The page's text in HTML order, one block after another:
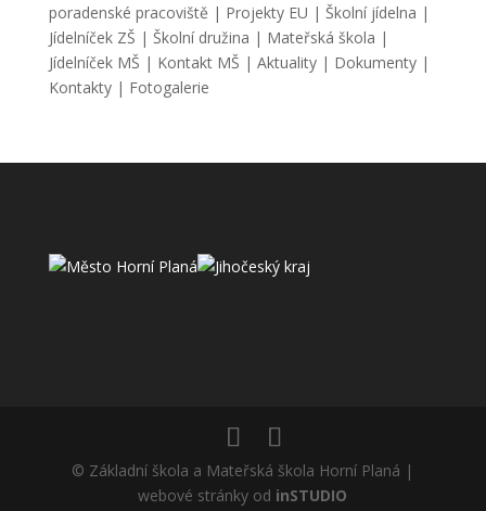
poradenské pracoviště | Projekty EU | Školní jídelna |
Jídelníček ZŠ | Školní družina | Mateřská škola |
Jídelníček MŠ | Kontakt MŠ | Aktuality| Dokumenty|
Kontakty| Fotogalerie
© Základní škola a Mateřská škola Horní Planá |
webové stránky od inSTUDIO